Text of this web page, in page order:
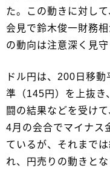
た。この動きに対し
会見で鈴木俊一財務
の動向は注意深く見
ドル円は、200日移
準（145円）を上抜き
闘の結果などを受け
4月の会合でマイナス
ているが、それまで
れ、円売りの動きとな